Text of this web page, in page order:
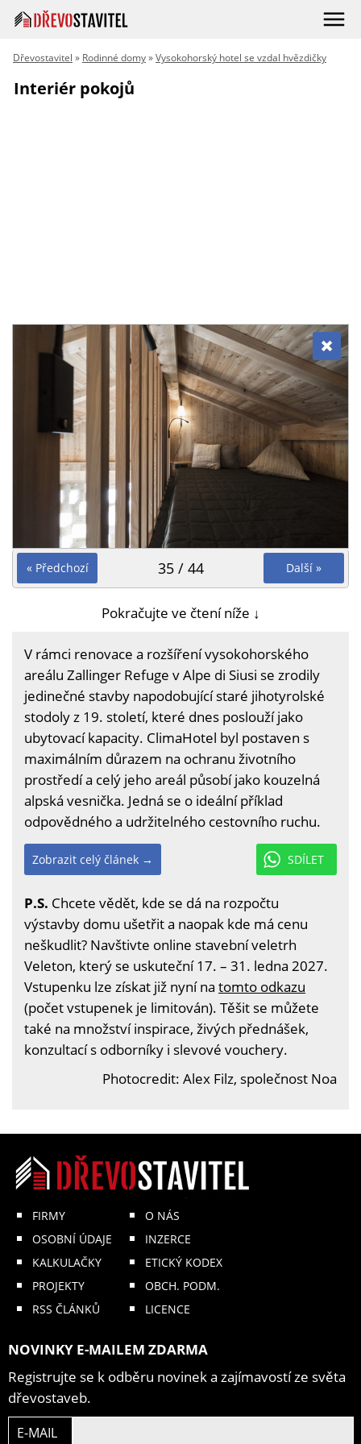
Dřevostavitel » Rodinné domy»Vysokohorský hotel se vzdal hvězdičky
Interiér pokojů
« Předchozí Další »
35 / 44
Pokračujte ve čtení níže ↓
V rámci renovace a rozšíření vysokohorského
areálu Zallinger Refuge v Alpe di Siusi se zrodily
jedinečné stavby napodobující staré jihotyrolské
stodoly z 19. století, které dnes poslouží jako
ubytovací kapacity. ClimaHotel byl postaven s
maximálním důrazem na ochranu životního
prostředí a celý jeho areál působí jako kouzelná
alpská vesnička. Jedná se o ideální příklad
odpovědného a udržitelného cestovního ruchu.
SDÍLET
Zobrazit celý článek →
P.S. Chcete vědět, kde se dá na rozpočtu
výstavby domu ušetřit a naopak kde má cenu
neškudlit? Navštivte online stavební veletrh
Veleton, který se uskuteční 17. – 31. ledna 2027.
Vstupenku lze získat již nyní na tomto odkazu
(počet vstupenek je limitován). Těšit se můžete
také na množství inspirace, živých přednášek,
konzultací s odborníky i slevové vouchery.
Photocredit: Alex Filz, společnost Noa
FIRMY
OSOBNÍ ÚDAJE
KALKULAČKY
PROJEKTY
RSS ČLÁNKŮ
O NÁS
INZERCE
ETICKÝ KODEX
OBCH. PODM.
LICENCE
NOVINKY E-MAILEM ZDARMA
Registrujte se k odběru novinek a zajímavostí ze světa
dřevostaveb.
E-MAIL